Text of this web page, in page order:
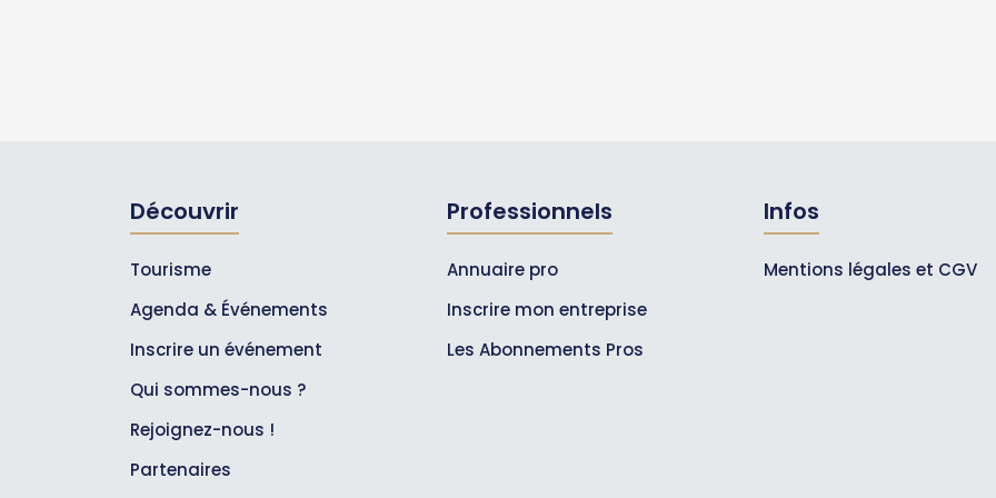
Découvrir
Tourisme
Agenda & Événements
Inscrire un événement
Qui sommes-nous ?
Rejoignez-nous !
Partenaires
Professionnels
Annuaire pro
Inscrire mon entreprise
Les Abonnements Pros
Infos
Mentions légales et CGV